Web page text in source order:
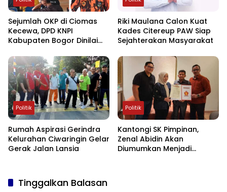
Sejumlah OKP di Ciomas
Kecewa, DPD KNPI
Kabupaten Bogor Dinilai
Intervensi Muscam
Riki Maulana Calon Kuat
Kades Citereup PAW Siap
Sejahterakan Masyarakat
Politik
Rumah Aspirasi Gerindra
Kelurahan Ciwaringin Gelar
Gerak Jalan Lansia
Politik
Kantongi SK Pimpinan,
Zenal Abidin Akan
Diumumkan Menjadi
Tinggalkan Balasan